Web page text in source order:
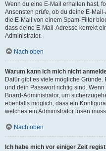
Wenn du eine E-Mail erhalten hast,
Ansonsten prüfe, ob du deine E-
die E-Mail von einem Spam-Filter
dass deine E-Mail-Adresse korrekt
Administrator.
Nach oben
Warum kann ich mich nicht
Dafür gibt es viele mögliche
und dein Passwort richtig sind.
Board-Administrator, um
ebenfalls möglich, dass ein
welches ein Administrator lösen
Nach oben
Ich habe mich vor einiger Zeit